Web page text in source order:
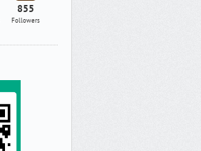
855
Followers